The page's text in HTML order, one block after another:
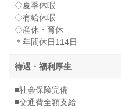
◇夏季休暇
◇有給休暇
◇産休・育休
＊年間休日114日
待遇・福利厚生
■社会保険完備
■交通費全額支給